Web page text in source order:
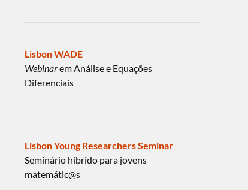
Lisbon WADE
Webinarem Análise e Equações
Diferenciais
Lisbon Young Researchers Seminar
Seminário híbrido para jovens
matemátic@s